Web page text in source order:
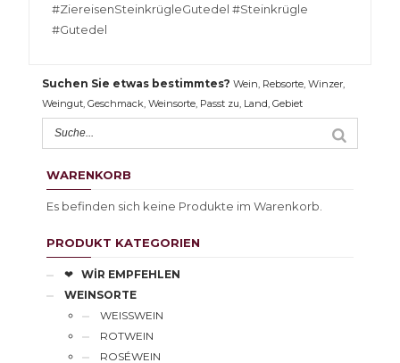
#ZiereisenSteinkrügleGutedel #Steinkrügle
#Gutedel
Suchen Sie etwas bestimmtes?Wein, Rebsorte, Winzer,
Weingut, Geschmack, Weinsorte, Passt zu, Land, Gebiet
WARENKORB
Es befinden sich keine Produkte im Warenkorb.
PRODUKT KATEGORIEN
❤WİR EMPFEHLEN
WEINSORTE
WEISSWEIN
ROTWEIN
ROSÉWEIN